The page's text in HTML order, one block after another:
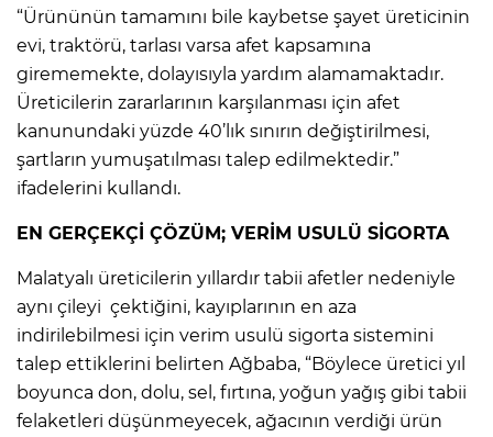
“Ürününün tamamını bile kaybetse şayet üreticinin
evi, traktörü, tarlası varsa afet kapsamına
girememekte, dolayısıyla yardım alamamaktadır.
Üreticilerin zararlarının karşılanması için afet
kanunundaki yüzde 40’lık sınırın değiştirilmesi,
şartların yumuşatılması talep edilmektedir.”
ifadelerini kullandı.
EN GERÇEKÇİ ÇÖZÜM; VERİM USULÜ SİGORTA
Malatyalı üreticilerin yıllardır tabii afetler nedeniyle
aynı çileyi çektiğini, kayıplarının en aza
indirilebilmesi için verim usulü sigorta sistemini
talep ettiklerini belirten Ağbaba, “Böylece üretici yıl
boyunca don, dolu, sel, fırtına, yoğun yağış gibi tabii
felaketleri düşünmeyecek, ağacının verdiği ürün